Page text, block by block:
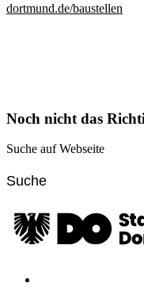
dortmund.de/baustellen
Noch nicht das
Suche auf Webseite